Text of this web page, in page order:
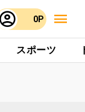
0P
スポーツ